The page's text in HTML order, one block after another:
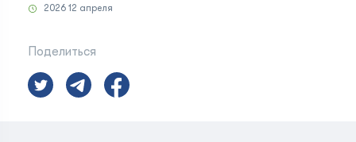
2026 12 апреля
Поделиться